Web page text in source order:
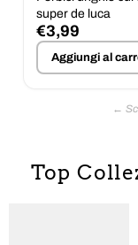
super de luca
€3,99
Aggiungi al
Top